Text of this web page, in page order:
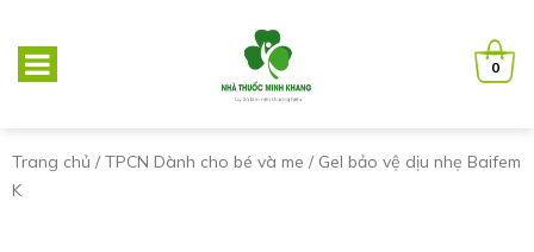
0
Trang chủ / TPCN Dành cho bé và me / Gel bảo vệ dịu nhẹ Baifem
K